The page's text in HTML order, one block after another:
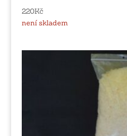
220Kč
není skladem